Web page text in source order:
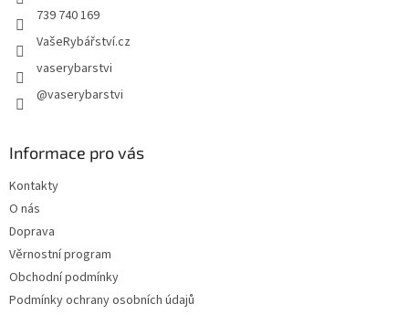
739 740 169
VašeRybářství.cz
vaserybarstvi
@vaserybarstvi
Informace pro vás
Kontakty
O nás
Doprava
Věrnostní program
Obchodní podmínky
Podmínky ochrany osobních údajů